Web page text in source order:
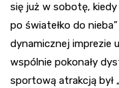
się już w sobotę,
po światełko do
dynamicznej imprezie
wspólnie pokonały
sportową atrakcją był